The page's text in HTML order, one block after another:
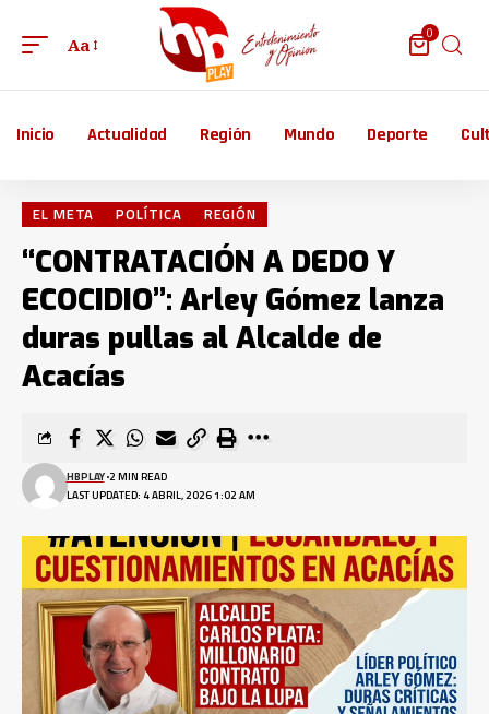
Aa
0
Inicio Actualidad Región Mundo Deporte
EL META POLÍTICA REGIÓN
“CONTRATACIÓN A DEDO Y
ECOCIDIO”: Arley Gómez lanza
duras pullas al Alcalde de
Acacías
LAST UPDATED: 4 ABRIL, 2026 1:02 AM
HBPLAY 2 MIN READ